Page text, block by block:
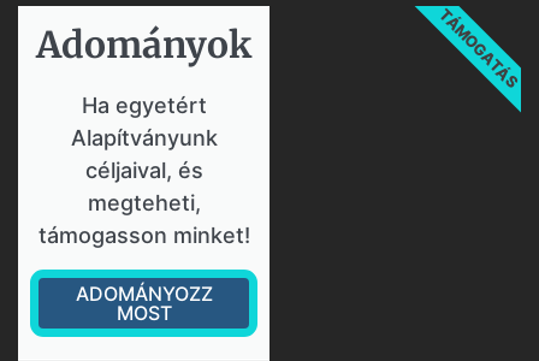
Adományok​
Ha egyetért
Alapítványunk
céljaival, és
megteheti,
támogasson minket!
ADOMÁNYOZZ
MOST
TÁMOGATÁS